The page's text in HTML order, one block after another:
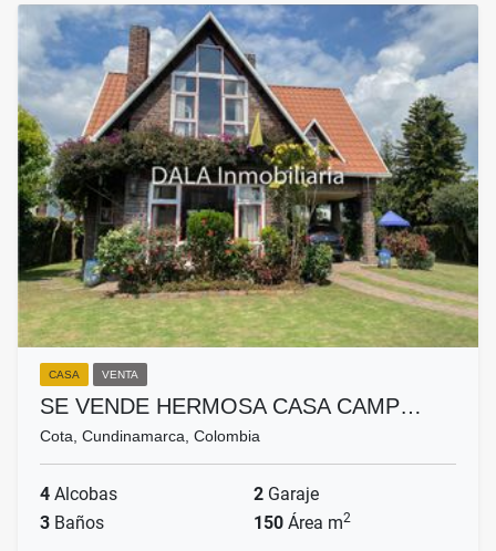
CASA VENTA
SE VENDE HERMOSA CASA CAMP…
Cota, Cundinamarca, Colombia
4 Alcobas 2 Garaje
3 Baños 150 Área m2